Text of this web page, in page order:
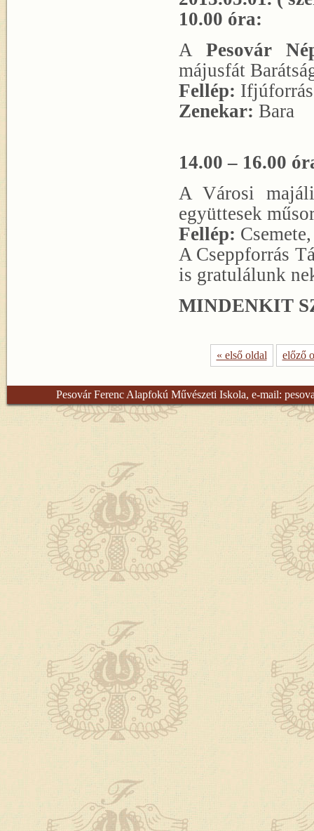
10.00 óra:
A Pesovár
májusfát
Fellép: Ifjúforrás
Zenekar: Bara
14.00 – 16.00
A Városi
együttesek
Fellép:
A Cseppforrás
is gratulálunk
MINDENKIT
« első oldal előző
Pesovár Ferenc Alapfokú Művészeti Iskola, e-mail: